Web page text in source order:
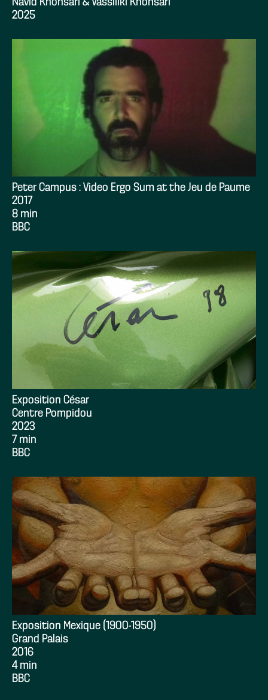
2025
Peter Campus : Video Ergo Sum at the Jeu de Paume
2017
8 min
BBC
Exposition César
Centre Pompidou
2023
7 min
BBC
Exposition Mexique (1900-1950)
Grand Palais
2016
4 min
BBC